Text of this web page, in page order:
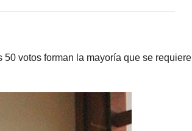
votos forman la mayoría que se requiere